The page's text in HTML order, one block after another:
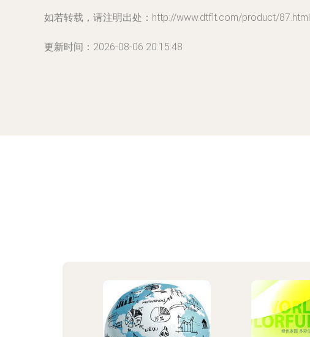
如若转载，请注明出处：http://www.dtflt.com/product/87.html
更新时间：2026-08-06 20:15:48